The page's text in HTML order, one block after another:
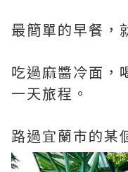
最簡單的早餐，
吃過麻醬冷面，
一天旅程。
路過宜蘭市的某